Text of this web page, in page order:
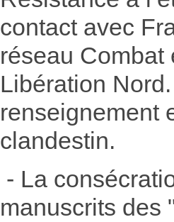
contact avec
réseau Combat
Libération
renseignement
clandestin.
- La
manuscrits des